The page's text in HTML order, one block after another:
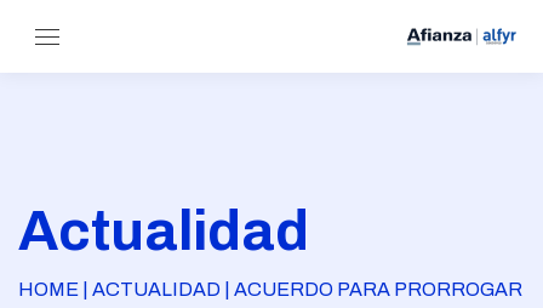
Actualidad
HOME | ACTUALIDAD | ACUERDO PARA PRORROGAR